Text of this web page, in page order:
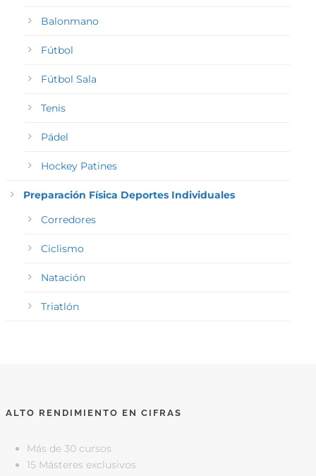
Balonmano
Fútbol
Fútbol Sala
Tenis
Pádel
Hockey Patines
Preparación Física Deportes Individuales
Corredores
Ciclismo
Natación
Triatlón
ALTO RENDIMIENTO EN CIFRAS
Más de 30 cursos
15 Másteres exclusivos